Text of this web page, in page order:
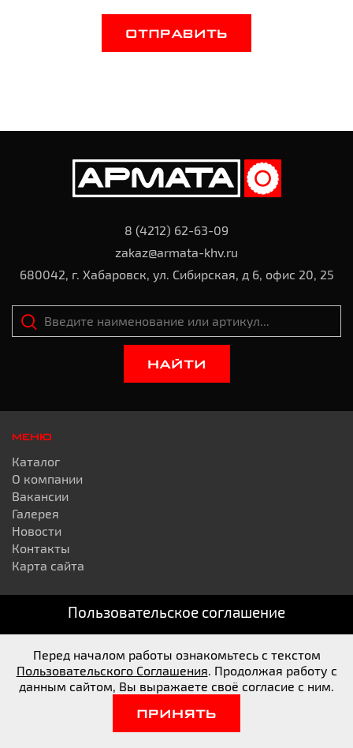
ОТПРАВИТЬ
8 (4212) 62-63-09
zakaz@armata-khv.ru
680042, г. Хабаровск, ул. Сибирская, д 6, офис 20, 25
НАЙТИ
МЕНЮ
Каталог
О компании
Вакансии
Галерея
Новости
Контакты
Карта сайта
Цепи
Диски
Грузовые шины
Легковые шины
Пользовательское соглашение
Перед началом работы ознакомьтесь с текстом
Пользовательского Соглашения. Продолжая работу с
данным сайтом, Вы выражаете своё согласие с ним.
ПРИНЯТЬ